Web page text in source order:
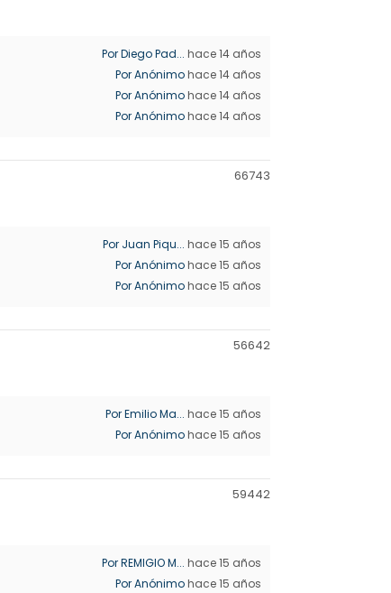
Por Diego Pad... hace 14 años
Por Anónimohace 14 años
Por Anónimohace 14 años
Por Anónimohace 14 años
66743
Por Juan Piqu... hace 15 años
Por Anónimohace 15 años
Por Anónimohace 15 años
56642
Por Emilio Ma... hace 15 años
Por Anónimohace 15 años
59442
Por REMIGIO M... hace 15 años
Por Anónimohace 15 años